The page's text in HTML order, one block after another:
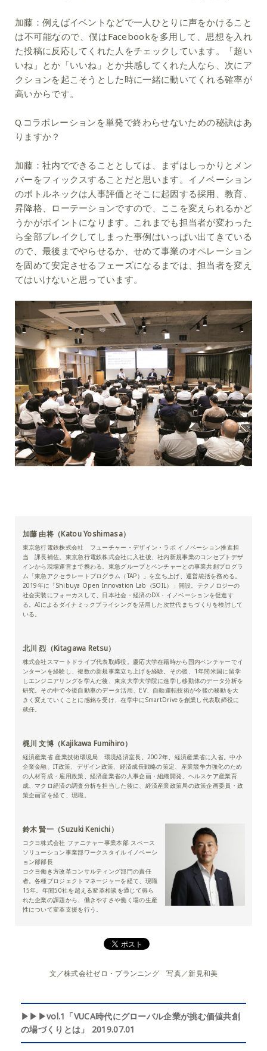
加藤： 例えばイベントなどで一人ひとりに声をかけること
は不可能なので、僕はFacebookを多用して、思想を入れ
た投稿に反応してくれた人をチェックしています。「超い
いね」とか「いいね」とか共感してくれた人なら、次にア
クションを起こそうとした時に一緒に動いてくれる確率が
高いからです。
Q.コラボレーションを単発で終わらせないための秘訣はあ
りますか？
加藤： 社内でできることとしては、まずはしっかりとメン
バーをフィックスすることだと思います。イノベーション
のボトルネックは人事評価とそこに起因する採用、教育、
昇降格、ローテーションですので、ここを変えられるかど
うかがポイントになります。これまでも担当者が変わった
ら全部ブレイクしてしまった事例はいっぱい出てきている
ので、最後までやらせるか、せめて事業のオペレーション
を固めて安定させるフェーズになるまでは、担当者を変え
てはいけないと思っています。
加藤 由将（Katou Yoshimasa）
東京急行電鉄株式会社 フューチャー・デザイン・ラボ イノベーション推進担
当 課長補佐。東京急行電鉄株式会社に入社後、社内新規事業のコンセプトデザ
インから現場運営まで携わる。東急グループとベンチャーとの事業共創プログラ
ム「東急アクセラレートプログラム（TAP）」を立ち上げ、運営統括を務める。
2019年に「Shibuya Open Innovation Lab（SOIL）」開設。テクノロジーの
社会実装にフォーカスして、日本社会・経済のDX・イノベーションを促進す
る。AIによるダイナミックプライシングを活用した次世代まちづくりを検討して
いる。
北川 烈（Kitagawa Retsu）
株式会社スマートドライブ代表取締役。慶応大学在籍時から国内ベンチャーでイ
ンターンを経験し、複数の新規事業立ち上げを経験。その後、1年間米国に留学
しエンジニアリングを学んだ後、東京大学大学院に進学し移動体のデータ分析を
研究。その中で今後自動車のデータ活用、EV、自動運転技術が今後の移動を大
きく変えていくことに感銘を受け、在学中にSmartDriveを創業し代表取締役に
就任。
梶川 文博（Kajikawa Fumihiro）
経済産業省 産業技術環境局 環境経済室長。2002年、経済産業省に入省。中小
企業金融、IT政策、デザイン政策、経済成長戦略の策定、産業競争力強化のため
の人材育成・雇用政策、経済産業省の人事企画・組織開発、ヘルスケア産業育
成、マクロ経済の調査分析を担当した後に、経済産業政策局の政策企画委員・政
策企画官を経て、現職。
鈴木 賢一（Suzuki Kenichi）
コクヨ株式会社 ファニチャー事業本部 スペース
ソリューション事業部ワークスタイルイノベーシ
ョン部部長
コクヨ働き方改革コンサルティング部門の責任
者。各種プロジェクトマネージャーを経て、現職
15年。年間50社を超える変革相談を通じて得ら
れた企業の課題から、働きやすさや働く場の生産
性について変革支援を行う。
文／株式会社ゼロ・プランニング 写真／新見和美
▶▶▶vol.1「VUCA時代にグローバル企業が挑む価値共創
の場づくりとは」 2019.07.01